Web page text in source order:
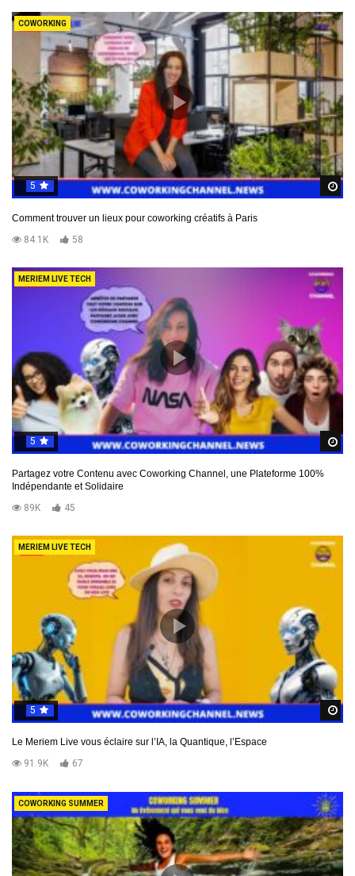
COWORKING
5
Comment trouver un lieux pour coworking créatifs à Paris
84.1K
58
MERIEM LIVE TECH
5
Partagez votre Contenu avec Coworking Channel, une Plateforme 100%
Indépendante et Solidaire
89K
45
MERIEM LIVE TECH
5
Le Meriem Live vous éclaire sur l’IA, la Quantique, l’Espace
91.9K
67
COWORKING SUMMER